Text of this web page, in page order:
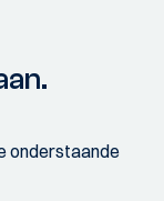
onderstaande